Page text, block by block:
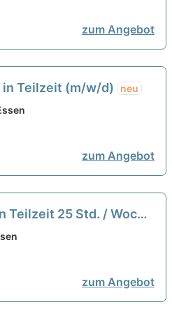
zum Angebot
in Teilzeit (m/w/d)
neu
zum Angebot
Teilzeit 25 Std. / Woche
zum Angebot